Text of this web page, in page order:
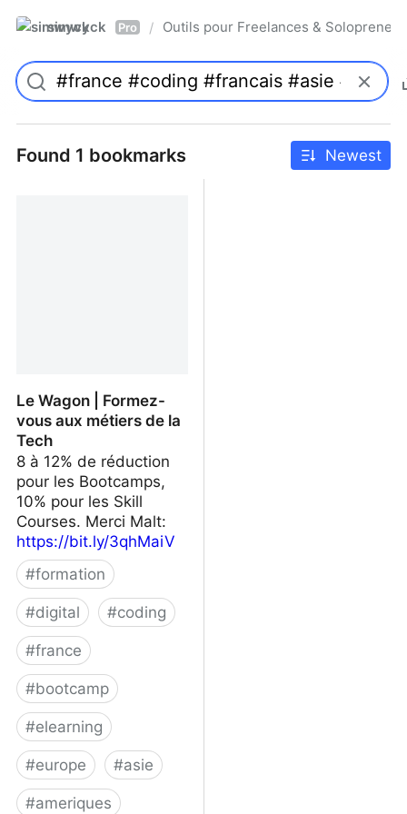
simwyck Pro / Outils pour Freelances &
Found 1 bookmarks Newest
Le Wagon | Formez-
vous aux métiers de la
Tech
8 à 12% de réduction
pour les Bootcamps,
10% pour les Skill
Courses. Merci Malt:
https://bit.ly/3qhMaiV
#formation
#digital #coding
#france
#bootcamp
#elearning
#europe #asie
#ameriques